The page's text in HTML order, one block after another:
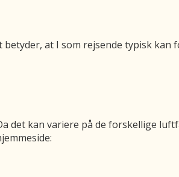
betyder, at I som rejsende typisk
det kan variere på de forskellige